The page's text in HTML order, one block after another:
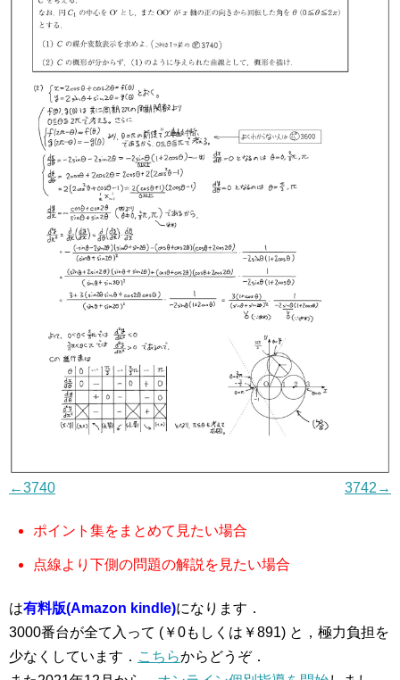
←3740 3742→
ポイント集をまとめて見たい場合
点線より下側の問題の解説を見たい場合
は有料版(Amazon kindle)になります．
3000番台が全て入って (￥0もしくは￥891) と，極力負担を
少なくしています． こちらからどうぞ．